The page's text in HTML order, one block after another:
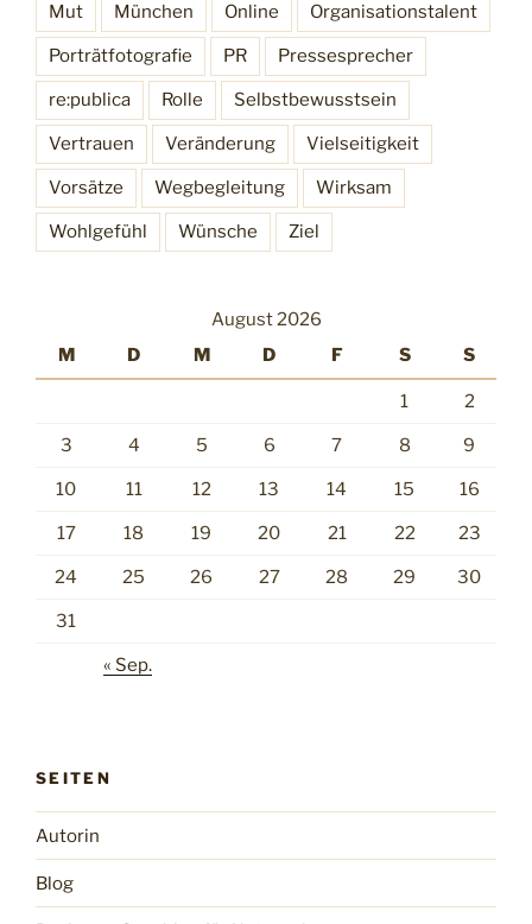
Mut München Online Organisationstalent
Porträtfotografie PR Pressesprecher
re:publica Rolle Selbstbewusstsein
Vertrauen Veränderung Vielseitigkeit
Vorsätze Wegbegleitung Wirksam
Wohlgefühl Wünsche Ziel
August 2026
M
D M D F S S
1 2
3 4 5 6 7 8 9
10 11 12 13 14 15 16
17 18 19 20 21 22 23
24 25 26 27 28 29 30
31
« Sep.
SEITEN
Autorin
Blog